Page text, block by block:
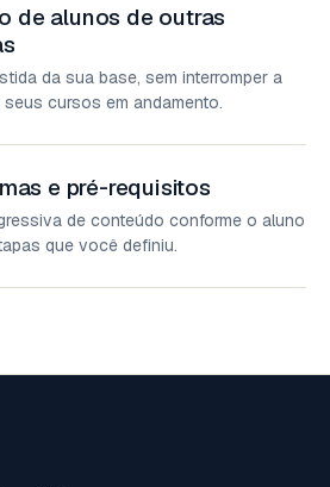
de alunos de outras
da sua base, sem interromper a
cursos em andamento.
e pré-requisitos
de conteúdo conforme o aluno
que você definiu.